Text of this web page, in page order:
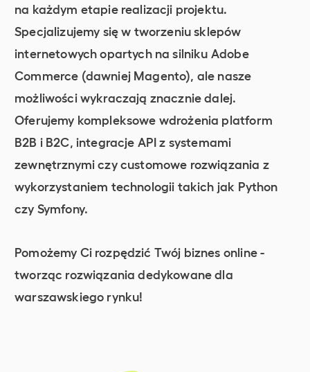
na każdym etapie realizacji projektu.
Specjalizujemy się w tworzeniu sklepów
internetowych opartych na silniku Adobe
Commerce (dawniej Magento), ale nasze
możliwości wykraczają znacznie dalej.
Oferujemy kompleksowe wdrożenia platform
B2B i B2C, integracje API z systemami
zewnętrznymi czy customowe rozwiązania z
wykorzystaniem technologii takich jak Python
czy Symfony.
Pomożemy Ci rozpędzić Twój biznes online -
tworząc rozwiązania dedykowane dla
warszawskiego rynku!